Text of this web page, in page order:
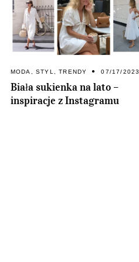
MODA ,STYL ,TRENDY 07/17/2023
Biała sukienka na lato –
inspiracje z Instagramu